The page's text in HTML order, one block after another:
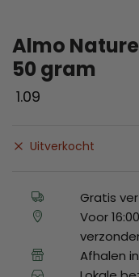
Almo
50 gram
1.09
Uitverkocht
Gratis
Voor
Afhalen